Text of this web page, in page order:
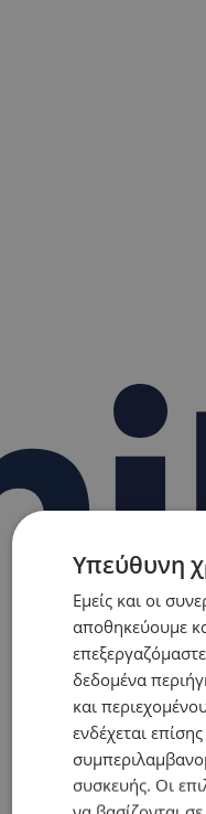
Υπεύθυνη
Εμείς και οι
αποθηκεύουμε
δεδομένα
και
ενδέχεται
συσκευής. Οι